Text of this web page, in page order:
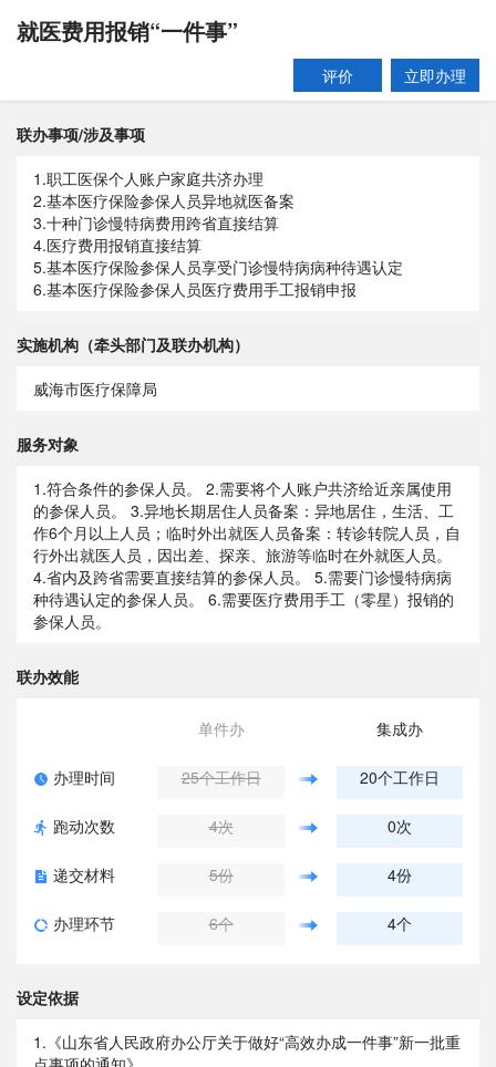
就医费用报销“一件事”
评价 立即办理
联办事项/涉及事项
1.职工医保个人账户家庭共济办理
2.基本医疗保险参保人员异地就医备案
3.十种门诊慢特病费用跨省直接结算
4.医疗费用报销直接结算
5.基本医疗保险参保人员享受门诊慢特病病种待遇认定
6.基本医疗保险参保人员医疗费用手工报销申报
实施机构（牵头部门及联办机构）
威海市医疗保障局
服务对象
1.符合条件的参保人员。 2.需要将个人账户共济给近亲属使用
的参保人员。 3.异地长期居住人员备案：异地居住，生活、工
作6个月以上人员；临时外出就医人员备案：转诊转院人员，自
行外出就医人员，因出差、探亲、旅游等临时在外就医人员。
4.省内及跨省需要直接结算的参保人员。 5.需要门诊慢特病病
种待遇认定的参保人员。 6.需要医疗费用手工（零星）报销的
参保人员。
联办效能
单件办 集成办
办理时间 25个工作日 20个工作日
跑动次数 4次 0次
递交材料 5份 4份
办理环节 6个 4个
设定依据
1.《山东省人民政府办公厅关于做好“高效办成一件事”新一批重